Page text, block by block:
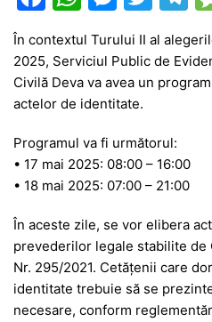
c
e
b
o
o
k
at
s
A
p
p
e
s
s
e
n
g
er
itt
er
el
e
În contextul Turului II al
2025, Serviciul Public de
Civilă Deva va avea un
actelor de identitate.
Programul va fi următorul:
• 17 mai 2025: 08:00 – 16:00
• 18 mai 2025: 07:00 – 21:00
În aceste zile, se vor elibera
prevederilor legale stabilite de
Nr. 295/2021. Cetățenii care
identitate trebuie să se
necesare, conform